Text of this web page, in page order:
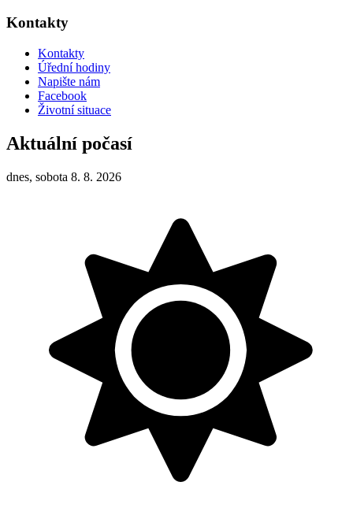
Kontakty
Kontakty
Úřední hodiny
Napište nám
Facebook
Životní situace
Aktuální počasí
dnes, sobota 8. 8. 2026